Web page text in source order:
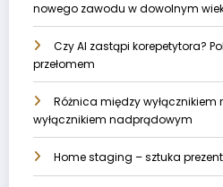
nowego zawodu w dowolnym
Czy AI zastąpi korepetytora?
przełomem
Różnica między
wyłącznikiem nadprądowym
Home staging – sztuka